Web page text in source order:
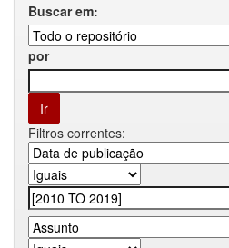
Buscar em:
por
Filtros correntes: